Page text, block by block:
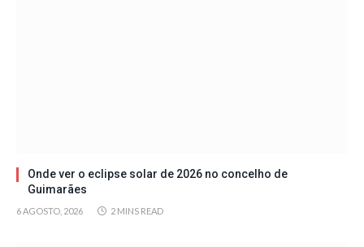
Onde ver o eclipse solar de 2026 no concelho de
Guimarães
6 AGOSTO, 2026 2 MINS READ